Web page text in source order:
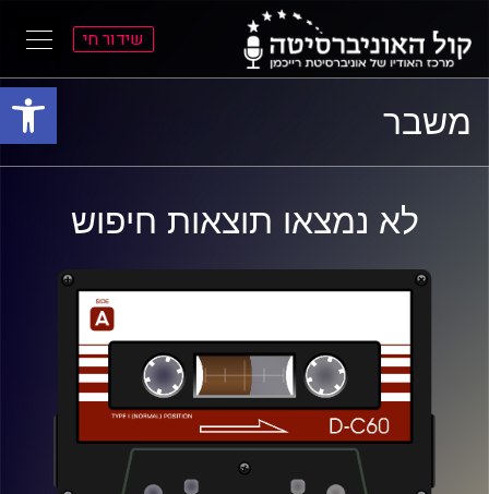
פתח
התפריט
הראשי
התוכן
הראשי
שידור חי
משבר
לא נמצאו תוצאות חיפוש